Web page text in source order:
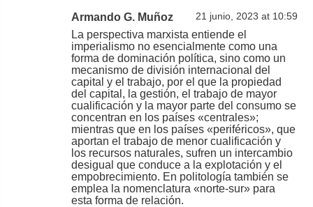
Armando G. Muñoz 21 junio, 2023 at 10:59
La perspectiva marxista entiende el
imperialismo no esencialmente como una
forma de dominación política, sino como un
mecanismo de división internacional del
capital y el trabajo, por el que la propiedad
del capital, la gestión, el trabajo de mayor
cualificación y la mayor parte del consumo se
concentran en los países «centrales»;
mientras que en los países «periféricos», que
aportan el trabajo de menor cualificación y
los recursos naturales, sufren un intercambio
desigual que conduce a la explotación y el
empobrecimiento. En politología también se
emplea la nomenclatura «norte-sur» para
esta forma de relación.